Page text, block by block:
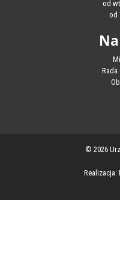
od
od
Rada
© 2026
Realizacja: